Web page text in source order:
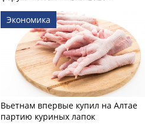
Экономика
Вьетнам впервые купил на Алтае
партию куриных лапок